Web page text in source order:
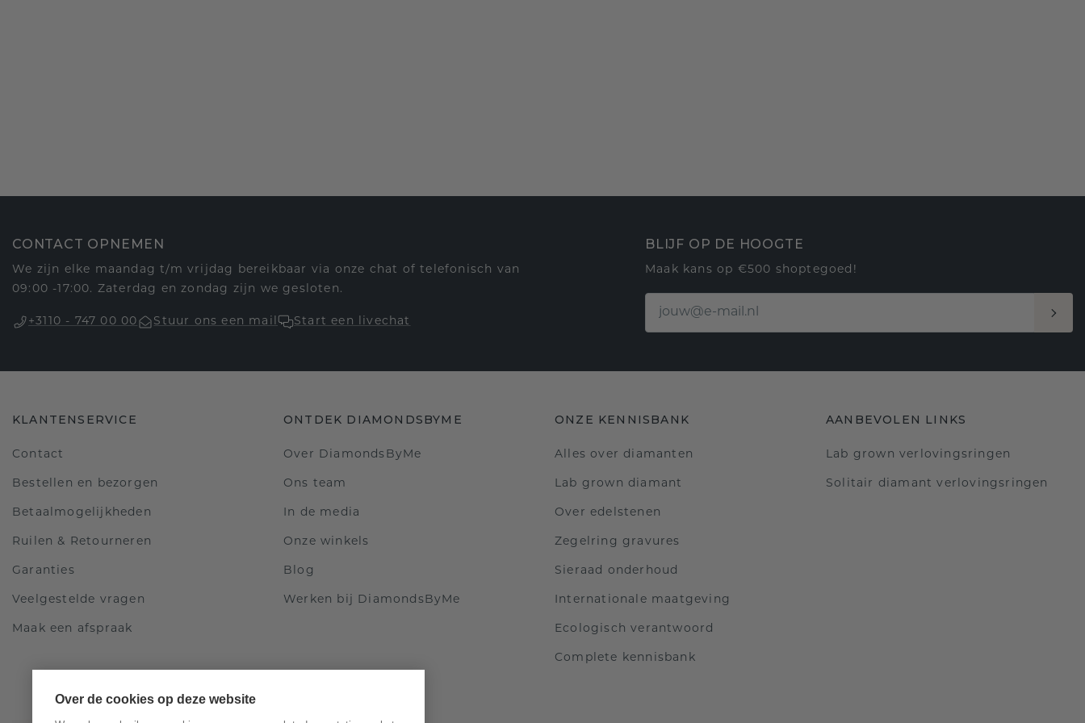
CONTACT OPNEMEN
We zijn elke maandag t/m vrijdag bereikbaar via onze chat of telefonisch van
09:00 -17:00. Zaterdag en zondag zijn we gesloten.
+3110 - 747 00 00 Stuur ons een mail Start een livechat
BLIJF OP DE HOOGTE
Maak kans op €500 shoptegoed!
KLANTENSERVICE
Contact
Bestellen en bezorgen
Betaalmogelijkheden
Ruilen & Retourneren
Garanties
Veelgestelde vragen
Maak een afspraak
ONTDEK DIAMONDSBYME
Over DiamondsByMe
Ons team
In de media
Onze winkels
Blog
Werken bij DiamondsByMe
ONZE KENNISBANK
Alles over diamanten
Lab grown diamant
Over edelstenen
Zegelring gravures
Sieraad onderhoud
Internationale maatgeving
Ecologisch verantwoord
Complete kennisbank
AANBEVOLEN LINKS
Lab grown verlovingsringen
Solitair diamant verlovingsringen
Over de cookies op deze website